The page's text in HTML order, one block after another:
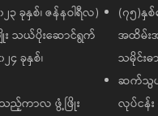
၃ ခုနှစ်၊ ဇန်နဝါရီလ)
း သယ်ပိုးဆောင်ရွက်
၄ ခုနှစ်၊
သည့်ကာလ ဖွံ့ဖြိုး
(၇၅)နှ
အထိမ်းအ
သမိုင်း
ဆက်သွယ်
လုပ်ငန်